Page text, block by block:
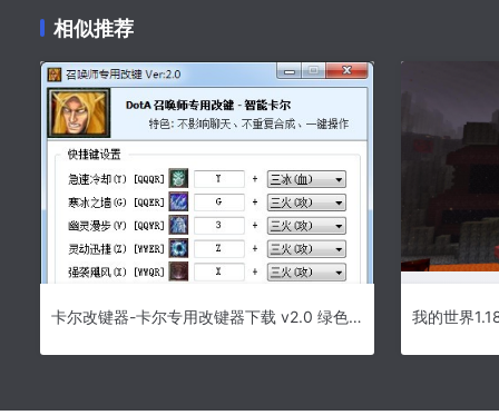
相似推荐
卡尔改键器-卡尔专用改键器下载 v2.0 绿色版 我的世界